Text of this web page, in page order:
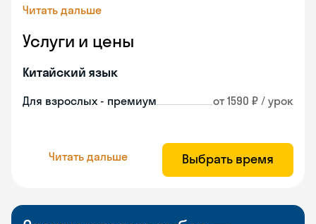
Читать дальше
Услуги и цены
Китайский язык
Для взрослых - премиум от 1590 ₽ / урок
Читать дальше Выбрать время